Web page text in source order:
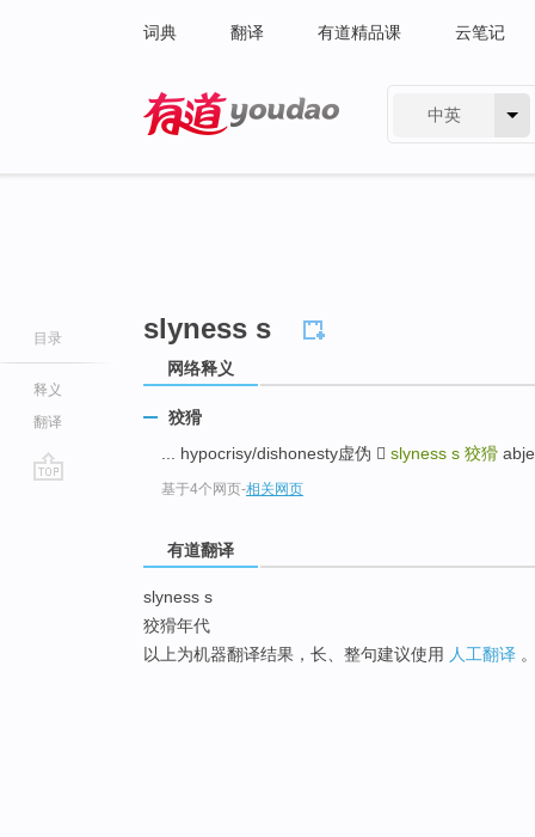
词典 翻译 有道精品课 云笔记
中英
目录
释义
翻译
slyness s
网络释义
狡猾
... hypocrisy/dishonesty虚伪  slyness s 狡猾
基于4个网页-相关网页
有道翻译
slyness s
狡猾年代
以上为机器翻译结果，长、整句建议使用 人工翻译